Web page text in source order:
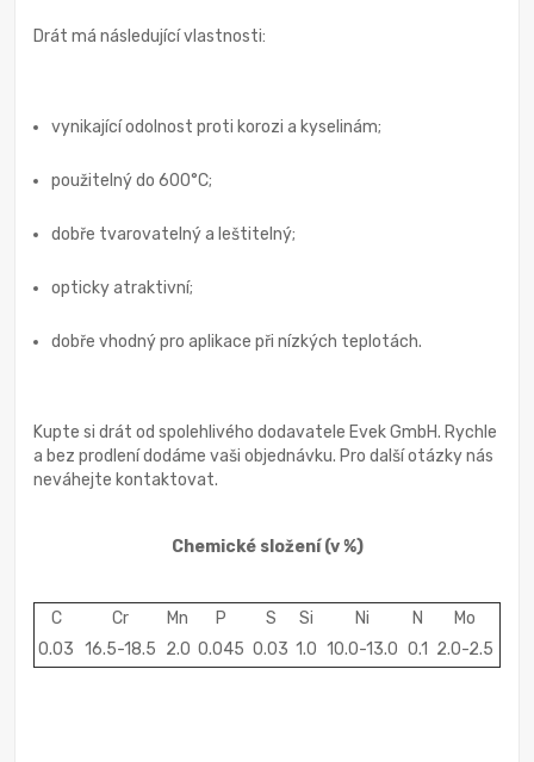
Drát má následující vlastnosti:
vynikající odolnost proti korozi a kyselinám;
použitelný do 600°C;
dobře tvarovatelný a leštitelný;
opticky atraktivní;
dobře vhodný pro aplikace při nízkých teplotách.
Kupte si drát od spolehlivého dodavatele Evek GmbH. Rychle
a bez prodlení dodáme vaši objednávku. Pro další otázky nás
neváhejte kontaktovat.
Chemické složení(v %)
C Cr Mn P S Si Ni N
Mo
0.03 16.5-18.5 2.0 0.045 0.03 1.0 10.0-13.0 0.1 2.0-2.5